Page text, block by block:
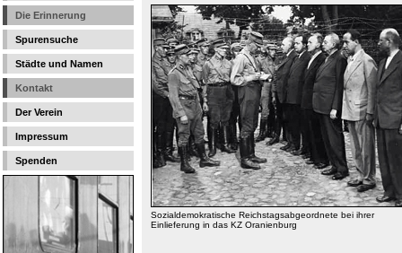
Die Erinnerung
Spurensuche
Städte und Namen
Kontakt
Der Verein
Impressum
Spenden
Sozialdemokratische Reichstagsabgeordnete bei ihrer
Einlieferung in das KZ Oranienburg